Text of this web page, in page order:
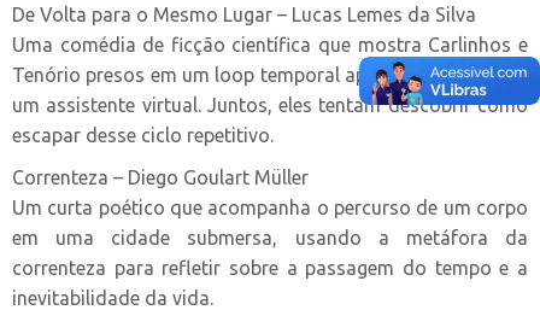
De Volta para o Mesmo Lugar – Lucas Lemes da Silva
Uma comédia de ficção científica que mostra Carlinhos e
Tenório presos em um loop temporal após a instalação de
um assistente virtual. Juntos, eles tentam descobrir como
escapar desse ciclo repetitivo.
Correnteza – Diego Goulart Müller
Um curta poético que acompanha o percurso de um corpo
em uma cidade submersa, usando a metáfora da
correnteza para refletir sobre a passagem do tempo e a
inevitabilidade da vida.